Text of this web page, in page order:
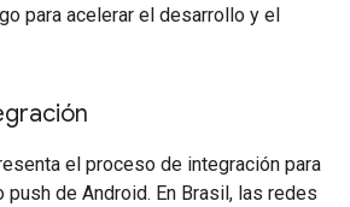
para acelerar el desarrollo y el
el proceso de integración para
de Android. En Brasil, las redes